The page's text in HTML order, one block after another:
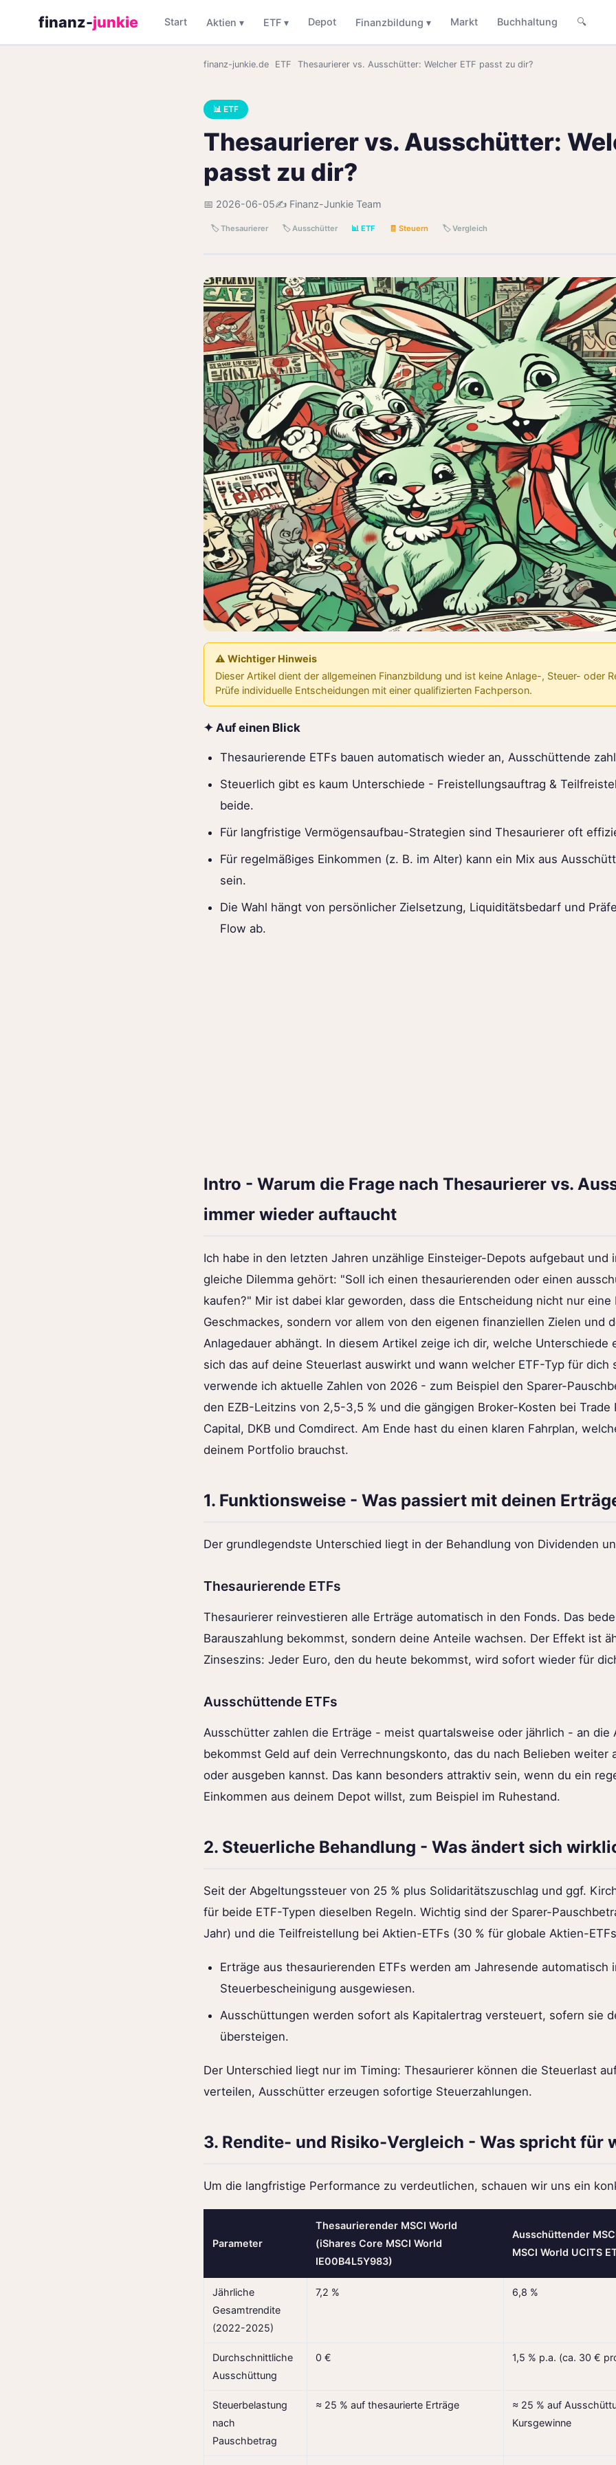
finanz-junkie Start Aktien ▾ ETF ▾ Depot Finanzbildung ▾ Markt Buchhaltung 🔍
finanz-junkie.de ETF Thesaurierer vs. Ausschütter: Welcher ETF passt zu dir?
📊 ETF
Thesaurierer vs. Ausschütter:
passt zu dir?
📅 2026-06-05✍️ Finanz-Junkie Team
🏷️ Thesaurierer 🏷️ Ausschütter 📊 ETF 🧾 Steuern 🏷️ Vergleich
⚠️ Wichtiger Hinweis
Dieser Artikel dient der allgemeinen Finanzbildung und ist keine Anlage-, Steuer- oder
Prüfe individuelle Entscheidungen mit einer qualifizierten Fachperson.
✦ Auf einen Blick
Thesaurierende ETFs bauen automatisch wieder an, Ausschüttende
Steuerlich gibt es kaum Unterschiede - Freistellungsauftrag &
beide.
Für langfristige Vermögensaufbau-Strategien sind Thesaurierer oft
Für regelmäßiges Einkommen (z. B. im Alter) kann ein Mix aus
sein.
Die Wahl hängt von persönlicher Zielsetzung, Liquiditätsbedarf und
Flow ab.
Intro - Warum die Frage nach Thesaurierer vs.
immer wieder auftaucht
Ich habe in den letzten Jahren unzählige Einsteiger-Depots aufgebaut und
gleiche Dilemma gehört: "Soll ich einen thesaurierenden oder einen
kaufen?" Mir ist dabei klar geworden, dass die Entscheidung nicht nur eine
Geschmackes, sondern vor allem von den eigenen finanziellen Zielen und
Anlagedauer abhängt. In diesem Artikel zeige ich dir, welche Unterschiede
sich das auf deine Steuerlast auswirkt und wann welcher ETF-Typ für dich
verwende ich aktuelle Zahlen von 2026 - zum Beispiel den Sparer-
den EZB-Leitzins von 2,5-3,5 % und die gängigen Broker-Kosten bei Trade
Capital, DKB und Comdirect. Am Ende hast du einen klaren Fahrplan,
deinem Portfolio brauchst.
1. Funktionsweise - Was passiert mit deinen
Der grundlegendste Unterschied liegt in der Behandlung von Dividenden
Thesaurierende ETFs
Thesaurierer reinvestieren alle Erträge automatisch in den Fonds. Das
Barauszahlung bekommst, sondern deine Anteile wachsen. Der Effekt ist
Zinseszins: Jeder Euro, den du heute bekommst, wird sofort wieder für
Ausschüttende ETFs
Ausschütter zahlen die Erträge - meist quartalsweise oder jährlich - an die
bekommst Geld auf dein Verrechnungskonto, das du nach Belieben weiter
oder ausgeben kannst. Das kann besonders attraktiv sein, wenn du ein
Einkommen aus deinem Depot willst, zum Beispiel im Ruhestand.
2. Steuerliche Behandlung - Was ändert sich
Seit der Abgeltungssteuer von 25 % plus Solidaritätszuschlag und ggf.
für beide ETF-Typen dieselben Regeln. Wichtig sind der Sparer-
Jahr) und die Teilfreistellung bei Aktien-ETFs (30 % für globale Aktien-
Erträge aus thesaurierenden ETFs werden am Jahresende automatisch
Steuerbescheinigung ausgewiesen.
Ausschüttungen werden sofort als Kapitalertrag versteuert, sofern sie
übersteigen.
Der Unterschied liegt nur im Timing: Thesaurierer können die Steuerlast
verteilen, Ausschütter erzeugen sofortige Steuerzahlungen.
3. Rendite- und Risiko-Vergleich - Was spricht für
Um die langfristige Performance zu verdeutlichen, schauen wir uns ein
Parameter
Thesaurierender MSCI World
(iShares Core MSCI World
IE00B4L5Y983)
Ausschüttender
MSCI World UCITS
Jährliche
Gesamtrendite
(2022-2025)
7,2 % 6,8 %
Durchschnittliche
Ausschüttung
0 € 1,5 % p.a. (ca. 30 €
Steuerbelastung
nach
Pauschbetrag
≈ 25 % auf thesaurierte Erträge
≈ 25 % auf
Kursgewinne